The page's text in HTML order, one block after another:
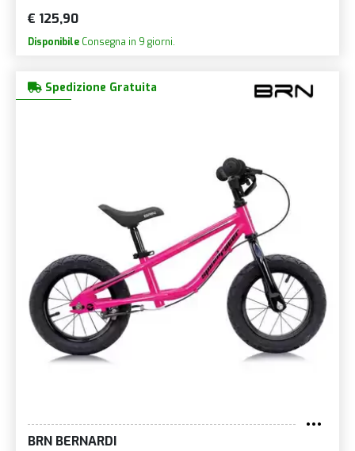
€ 125,90
Disponibile Consegna in 9 giorni.
Spedizione Gratuita
BRN BERNARDI